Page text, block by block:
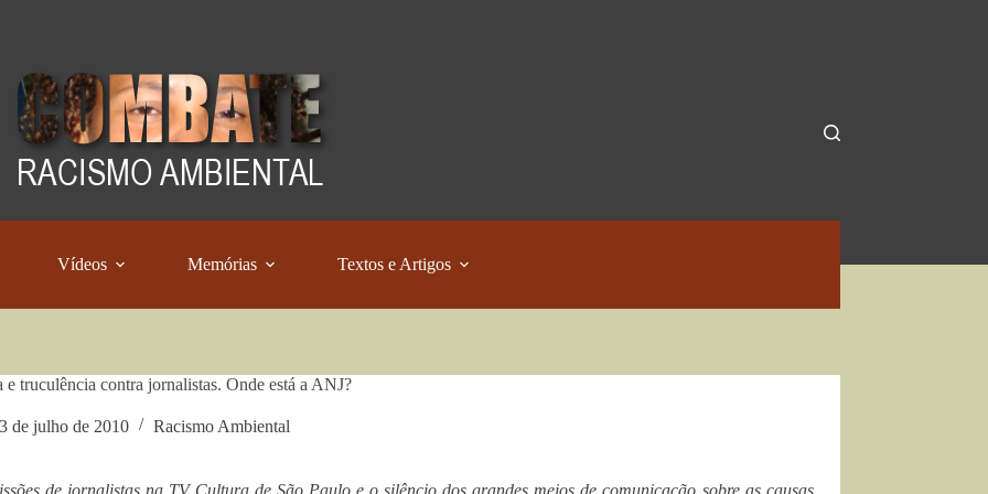
Vídeos Memórias Textos e Artigos
e truculência contra jornalistas. Onde está a ANJ?
de julho de 2010 Racismo Ambiental
de jornalistas na TV Cultura de São Paulo e o silêncio dos grandes meios de comunicação sobre as causas